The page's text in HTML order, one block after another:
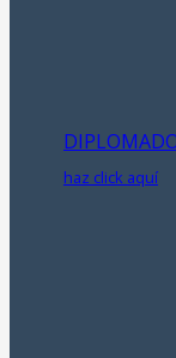
haz click aquí